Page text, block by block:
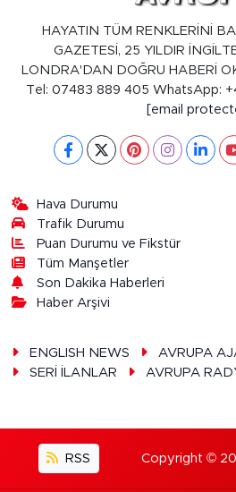
HAYATIN TÜM RENKLERİNİ
GAZETESİ, 25 YILDIR
LONDRA'DAN DOĞRU HABERİ
Tel: 07483 889 405 WhatsApp:
[email
Hava Durumu
Trafik Durumu
Puan Durumu ve Fikstür
Tüm Manşetler
Son Dakika Haberleri
Haber Arşivi
ENGLISH NEWS
AVRUPA
SERİ İLANLAR
AVRUPA
RSS Copyright ©